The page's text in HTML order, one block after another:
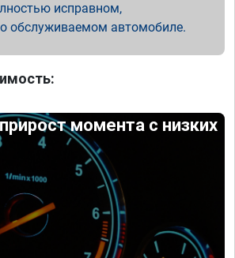
исправном,
обслуживаемом автомобиле.
момента с низких